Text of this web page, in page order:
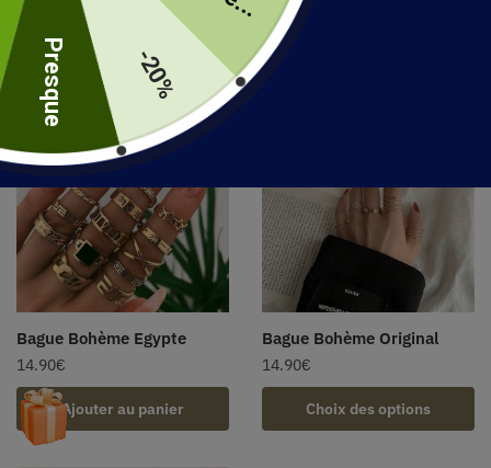
Choix des options
Bague Bohème Egypte
14.90€
Ajouter au panier
Bague Bohème Original
14.90€
Choix des options
-20%
Presque